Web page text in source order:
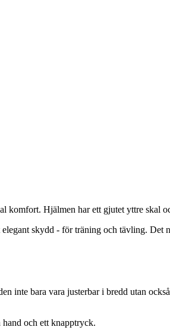
komfort. Hjälmen har ett gjutet yttre
skydd - för träning och tävling.
inte bara vara justerbar i bredd utan
och ett knapptryck.